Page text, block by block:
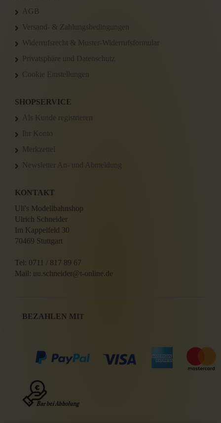
AGB
Versand- & Zahlungsbedingungen
Widerrufsrecht & Muster-Widerrufsformular
Privatsphäre und Datenschutz
Cookie Einstellungen
SHOPSERVICE
Als Kunde registrieren
Ihr Konto
Merkzettel
Newsletter An- und Abmeldung
KONTAKT
Uli's Modellbahnshop
Ulrich Schneider
Im Kappelfeld 30
70469 Stuttgart
Tel: 0711 / 817 89 67
Mail: uu.schneider@t-online.de
BEZAHLEN MIT